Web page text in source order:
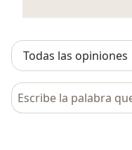
Busca en opiniones